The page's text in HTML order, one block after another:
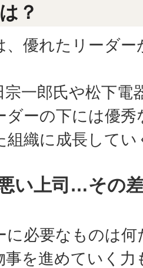
？
、優れたリーダ
一郎氏や松下電
ダーの下には優
組織に成長してい
い上司…その
に必要なものは
事を進めていく